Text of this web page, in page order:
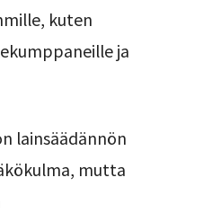
kuten
ja
lainsäädännön
mutta